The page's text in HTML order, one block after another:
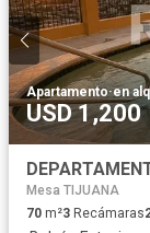
Apartamento·en
USD 1,200
Mesa TIJUANA
70 m²3 Recámaras